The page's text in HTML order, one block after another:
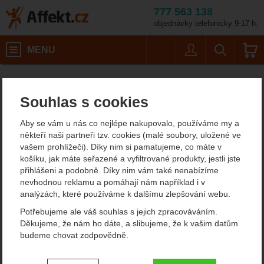
Souhlas s cookies
Aby se vám u nás co nejlépe nakupovalo, používáme my a
někteří naši partneři tzv. cookies (malé soubory, uložené ve
vašem prohlížeči). Díky nim si pamatujeme, co máte v
košíku, jak máte seřazené a vyfiltrované produkty, jestli jste
přihlášeni a podobně. Díky nim vám také nenabízíme
nevhodnou reklamu a pomáhají nám například i v
analýzách, které používáme k dalšímu zlepšování webu.
Potřebujeme ale váš souhlas s jejich zpracováváním.
Děkujeme, že nám ho dáte, a slibujeme, že k vašim datům
budeme chovat zodpovědně.
Nastavení souhlasů s kategoriemi
777 563 138
objednávky telefonicky 9-17 h.
MENU
OldBear 9306/23_LN
OldBear 9306/23_LN
kapesní nůž
Fotografie